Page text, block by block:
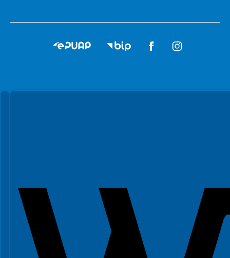
Spełniamy standardy WCAG 2.2
Spełniamy standardy W3C